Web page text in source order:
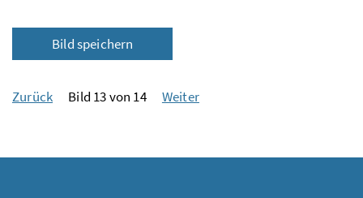
Bild speichern
Zurück Bild 13 von 14 Weiter